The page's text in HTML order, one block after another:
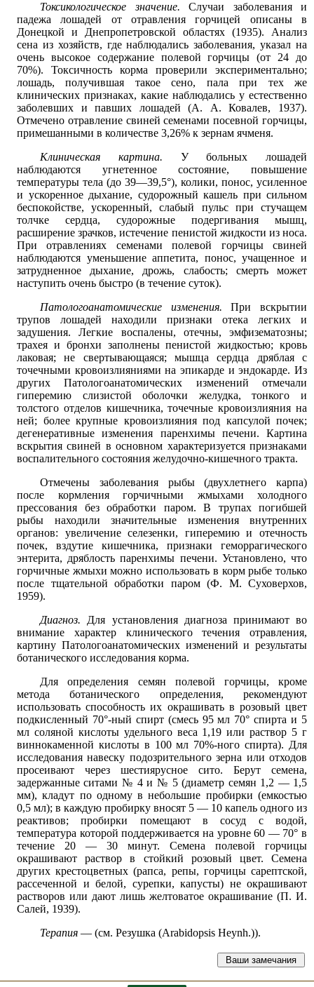
Токсикологическое значение. Случаи заболевания и
падежа лошадей от отравления горчицей описаны в
Донецкой и Днепропетровской областях (1935). Анализ
сена из хозяйств, где наблюдались заболевания, указал на
очень высокое содержание полевой горчицы (от 24 до
70%). Токсичность корма проверили экспериментально;
лошадь, получившая такое сено, пала при тех же
клинических признаках, какие наблюдались у естественно
заболевших и павших лошадей (А. А. Ковалев, 1937).
Отмечено отравление свиней семенами посевной горчицы,
примешанными в количестве 3,26% к зернам ячменя.
Клиническая картина. У больных лошадей
наблюдаются угнетенное состояние, повышение
температуры тела (до 39—39,5°), колики, понос, усиленное
и ускоренное дыхание, судорожный кашель при сильном
беспокойстве, ускоренный, слабый пульс при стучащем
толчке сердца, судорожные подергивания мышц,
расширение зрачков, истечение пенистой жидкости из носа.
При отравлениях семенами полевой горчицы свиней
наблюдаются уменьшение аппетита, понос, учащенное и
затрудненное дыхание, дрожь, слабость; смерть может
наступить очень быстро (в течение суток).
Патологоанатомические изменения. При вскрытии
трупов лошадей находили признаки отека легких и
задушения. Легкие воспалены, отечны, эмфизематозны;
трахея и бронхи заполнены пенистой жидкостью; кровь
лаковая; не свертывающаяся; мышца сердца дряблая с
точечными кровоизлияниями на эпикарде и эндокарде. Из
других Патологоанатомических изменений отмечали
гиперемию слизистой оболочки желудка, тонкого и
толстого отделов кишечника, точечные кровоизлияния на
ней; более крупные кровоизлияния под капсулой почек;
дегенеративные изменения паренхимы печени. Картина
вскрытия свиней в основном характеризуется признаками
воспалительного состояния желудочно-кишечного тракта.
Отмечены заболевания рыбы (двухлетнего карпа)
после кормления горчичными жмыхами холодного
прессования без обработки паром. В трупах погибшей
рыбы находили значительные изменения внутренних
органов: увеличение селезенки, гиперемию и отечность
почек, вздутие кишечника, признаки геморрагического
энтерита, дряблость паренхимы печени. Установлено, что
горчичные жмыхи можно использовать в корм рыбе только
после тщательной обработки паром (Ф. М. Суховерхов,
1959).
Диагноз. Для установления диагноза принимают во
внимание характер клинического течения отравления,
картину Патологоанатомических изменений и результаты
ботанического исследования корма.
Для определения семян полевой горчицы, кроме
метода ботанического определения, рекомендуют
использовать способность их окрашивать в розовый цвет
подкисленный 70°-ный спирт (смесь 95 мл 70° спирта и 5
мл соляной кислоты удельного веса 1,19 или раствор 5 г
виннокаменной кислоты в 100 мл 70%-ного спирта). Для
исследования навеску подозрительного зерна или отходов
просеивают через шестиярусное сито. Берут семена,
задержанные ситами № 4 и № 5 (диаметр семян 1,2 — 1,5
мм), кладут по одному в небольшие пробирки (емкостью
0,5 мл); в каждую пробирку вносят 5 — 10 капель одного из
реактивов; пробирки помещают в сосуд с водой,
температура которой поддерживается на уровне 60 — 70° в
течение 20 — 30 минут. Семена полевой горчицы
окрашивают раствор в стойкий розовый цвет. Семена
других крестоцветных (рапса, репы, горчицы сарептской,
рассеченной и белой, сурепки, капусты) не окрашивают
растворов или дают лишь желтоватое окрашивание (П. И.
Салей, 1939).
Терапия — (см. Резушка (Arabidopsis Heynh.)).